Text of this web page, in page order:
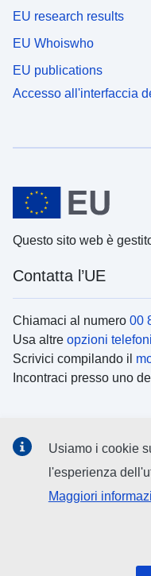
EU research results
EU Whoiswho
EU publications
Accesso all'interfaccia
Questo sito web è
Contatta l’UE
Chiamaci al numero 00
Usa altre opzioni
Scrivici compilando il
Incontraci presso uno
Cerca icanali social
Usiamo i cookie
l'esperienza
Maggiori